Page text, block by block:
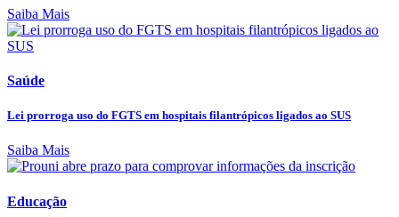
Saiba Mais
Saúde
Lei prorroga uso do FGTS em hospitais filantrópicos ligados ao SUS
Saiba Mais
Educação